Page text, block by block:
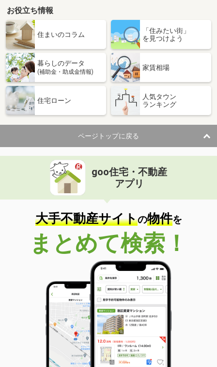
お役立ち情報
住まいのコラム
「住みたい街」
を見つけよう
暮らしのデータ
(補助金・助成金情報)
家賃相場
住宅ローン
人気タウン
ランキング
ページトップに戻る
goo住宅・不動産
アプリ
大手不動産サイトの物件を
まとめて検索！